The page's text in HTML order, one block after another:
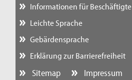
Informationen für Beschäftigte
Leichte Sprache
Gebärdensprache
Erklärung zur Barrierefreiheit
Sitemap Impressum